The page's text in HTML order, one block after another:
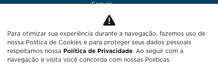
Seguro
Financiamento
Funilaria e pintura
Fale conosco
Para otimizar sua experiência durante a navegação, fazemos uso de
nossa Política de Cookies e para proteger seus dados pessoais
respeitamos nossa Política de Privacidade. Ao seguir com a
navegação e visita você concorda com nossas Políticas.